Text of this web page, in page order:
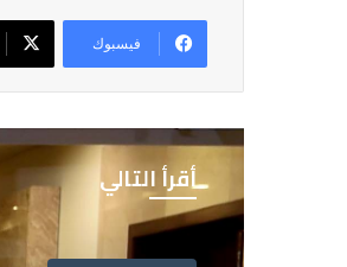
فيسبوك
أقرأ التالي